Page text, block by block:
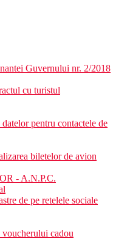
pe acoperis
prosoape gratuite - schimb
contra cost
10.30) si cina (18.30-
Guvernului nr. 2/2018
cu turistul
pentru contactele de
biletelor de avion
- A.N.P.C.
de pe retelele sociale
cadou